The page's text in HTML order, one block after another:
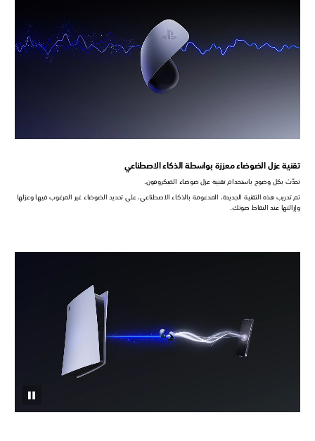
تقنية عزل الضوضاء معززة بواسطة الذكاء الاصطناعي
تحدّث بكل وضوح باستخدام تقنية عزل ضوضاء الميكروفون.
تم تدريب هذه التقنية الجديدة، المدعومة بالذكاء الاصطناعي، على تحديد الضوضاء غير المرغوب فيها وعزلها
وإزالتها عند التقاط صوتك.